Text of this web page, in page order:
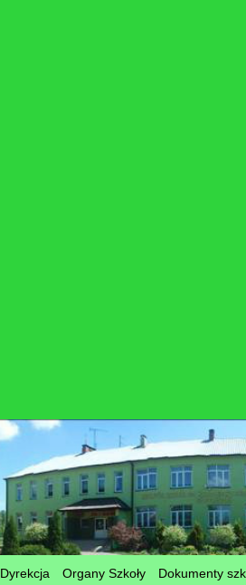
Dyrekcja Organy Szkoły Dokumenty